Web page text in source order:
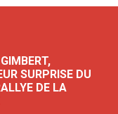
SURPRISE DU
DE LA